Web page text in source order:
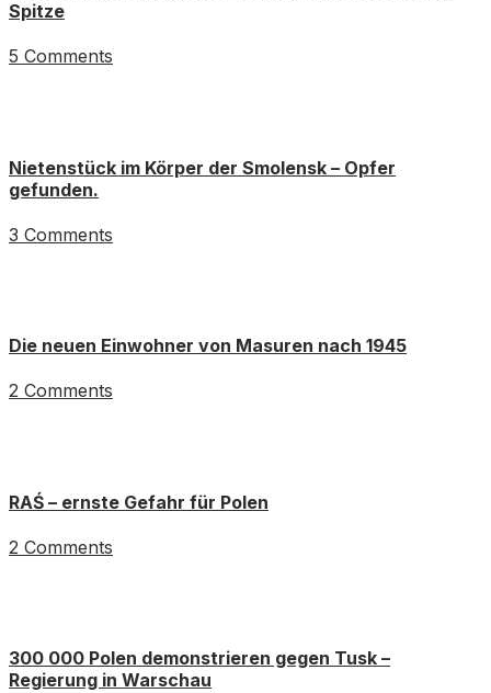
Spitze
5 Comments
Nietenstück im Körper der Smolensk – Opfer
gefunden.
3 Comments
Die neuen Einwohner von Masuren nach 1945
2 Comments
RAŚ – ernste Gefahr für Polen
2 Comments
300 000 Polen demonstrieren gegen Tusk –
Regierung in Warschau